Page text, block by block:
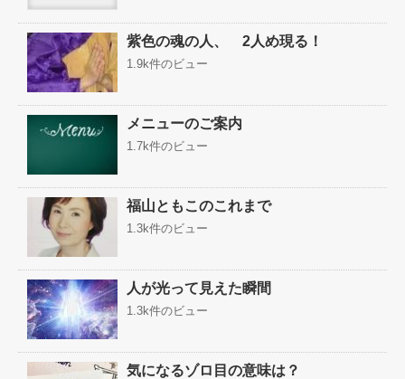
紫色の魂の人、 2人め現る！
1.9k件のビュー
メニューのご案内
1.7k件のビュー
福山ともこのこれまで
1.3k件のビュー
人が光って見えた瞬間
1.3k件のビュー
気になるゾロ目の意味は？